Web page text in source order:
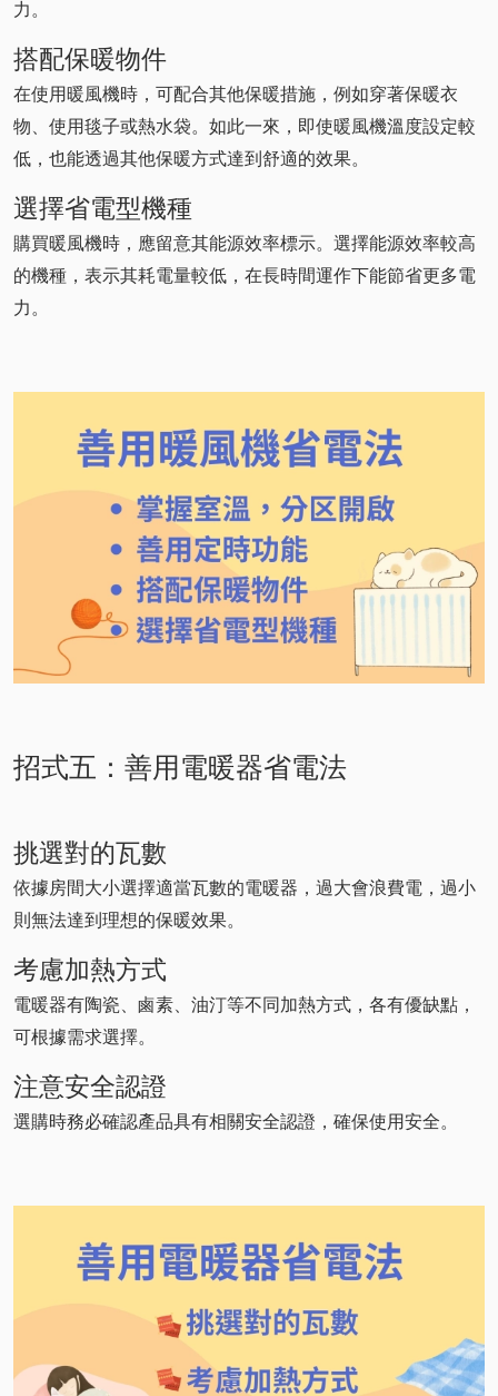
力。
搭配保暖物件
在使用暖風機時，可配合其他保暖措施，例如穿著保暖衣
物、使用毯子或熱水袋。如此一來，即使暖風機溫度設定較
低，也能透過其他保暖方式達到舒適的效果。
選擇省電型機種
購買暖風機時，應留意其能源效率標示。選擇能源效率較高
的機種，表示其耗電量較低，在長時間運作下能節省更多電
力。
招式五：善用電暖器省電法
挑選對的瓦數
依據房間大小選擇適當瓦數的電暖器，過大會浪費電，過小
則無法達到理想的保暖效果。
考慮加熱方式
電暖器有陶瓷、鹵素、油汀等不同加熱方式，各有優缺點，
可根據需求選擇。
注意安全認證
選購時務必確認產品具有相關安全認證，確保使用安全。